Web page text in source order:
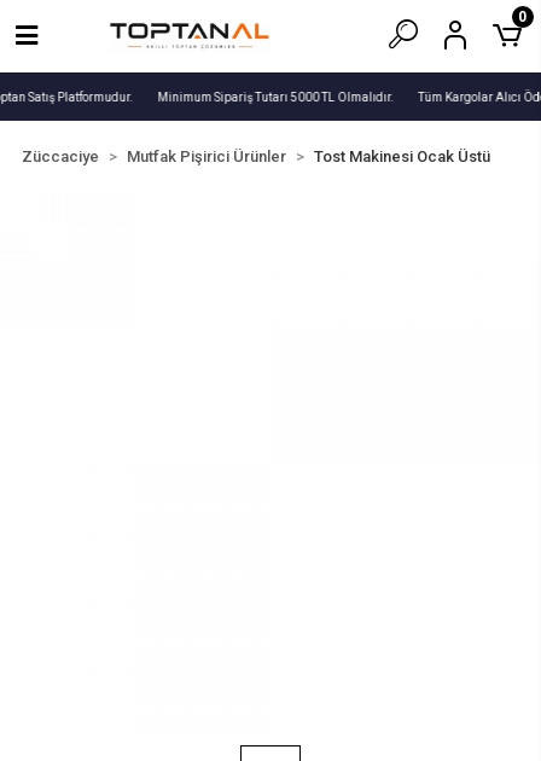
Satış Platformudur. Minimum Sipariş Tutarı 5000 TL Olmalıdır. Tüm Kargolar Alıcı
0
Züccaciye Mutfak Pişirici Ürünler Tost Makinesi Ocak Üstü